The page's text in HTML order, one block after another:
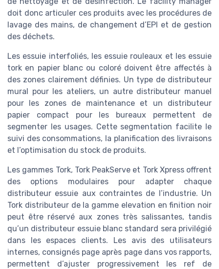
doit donc articuler ces produits avec les procédures de
lavage des mains, de changement d’EPI et de gestion
des déchets.
Les essuie interfoliés, les essuie rouleaux et les essuie
tork en papier blanc ou coloré doivent être affectés à
des zones clairement définies. Un type de distributeur
mural pour les ateliers, un autre distributeur manuel
pour les zones de maintenance et un distributeur
papier compact pour les bureaux permettent de
segmenter les usages. Cette segmentation facilite le
suivi des consommations, la planification des livraisons
et l’optimisation du stock de produits.
Les gammes Tork, Tork PeakServe et Tork Xpress offrent
des options modulaires pour adapter chaque
distributeur essuie aux contraintes de l’industrie. Un
Tork distributeur de la gamme elevation en finition noir
peut être réservé aux zones très salissantes, tandis
qu’un distributeur essuie blanc standard sera privilégié
dans les espaces clients. Les avis des utilisateurs
internes, consignés page après page dans vos rapports,
permettent d’ajuster progressivement les ref de